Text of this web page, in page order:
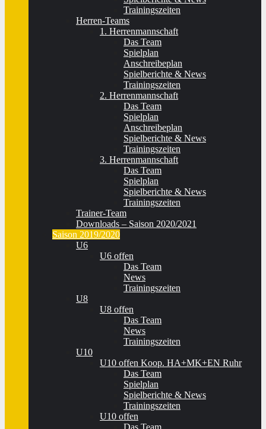
Trainingszeiten
Herren-Teams
1. Herrenmannschaft
Das Team
Spielplan
Anschreibeplan
Spielberichte & News
Trainingszeiten
2. Herrenmannschaft
Das Team
Spielplan
Anschreibeplan
Spielberichte & News
Trainingszeiten
3. Herrenmannschaft
Das Team
Spielplan
Spielberichte & News
Trainingszeiten
Trainer-Team
Downloads – Saison 2020/2021
Saison 2019/2020
U6
U6 offen
Das Team
News
Trainingszeiten
U8
U8 offen
Das Team
News
Trainingszeiten
U10
U10 offen Koop. HA+MK+EN Ruhr
Das Team
Spielplan
Spielberichte & News
Trainingszeiten
U10 offen
Das Team